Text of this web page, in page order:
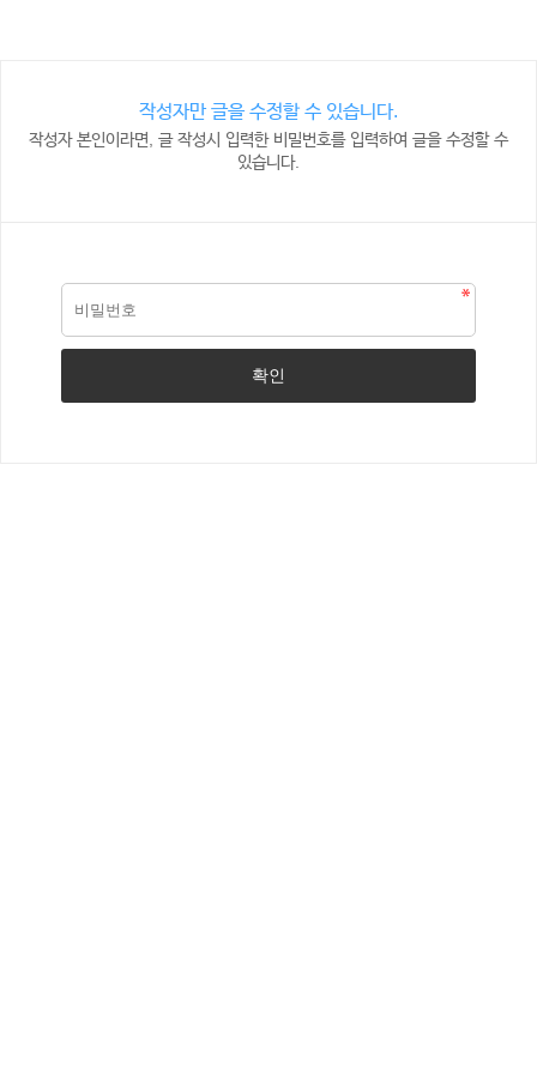
작성자만 글을 수정할 수 있습니다.
작성자 본인이라면, 글 작성시 입력한 비밀번호를 입력하여 글을 수정할 수
있습니다.